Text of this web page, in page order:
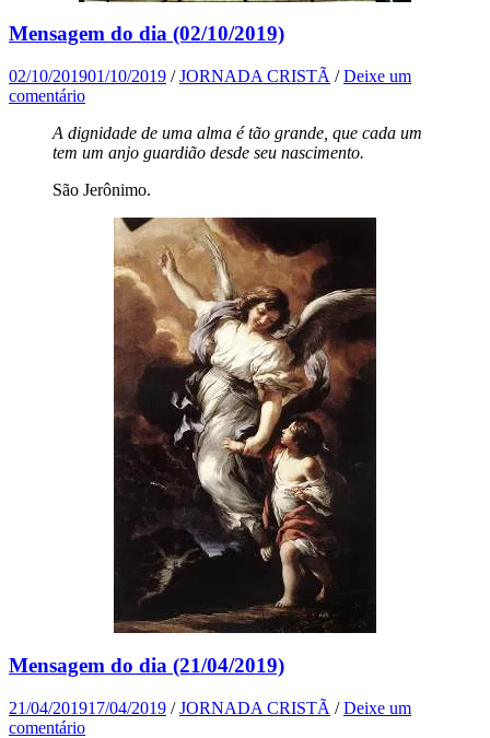
Mensagem do dia (02/10/2019)
02/10/201901/10/2019 /JORNADA CRISTÃ /Deixe um
comentário
A dignidade de uma alma é tão grande, que cada um
tem um anjo guardião desde seu nascimento.
São Jerônimo.
Mensagem do dia (21/04/2019)
21/04/201917/04/2019 /JORNADA CRISTÃ /Deixe um
comentário